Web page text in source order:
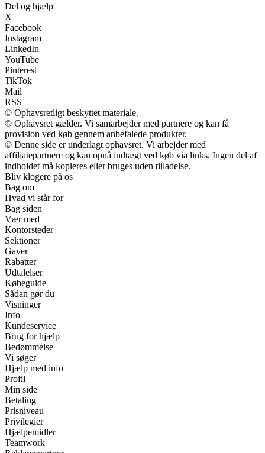
Del og hjælp
X
Facebook
Instagram
LinkedIn
YouTube
Pinterest
TikTok
Mail
RSS
© Ophavsretligt beskyttet materiale.
© Ophavsret gælder. Vi samarbejder med partnere og kan få
provision ved køb gennem anbefalede produkter.
© Denne side er underlagt ophavsret. Vi arbejder med
affiliatepartnere og kan opnå indtægt ved køb via links. Ingen del af
indholdet må kopieres eller bruges uden tilladelse.
Bliv klogere på os
Bag om
Hvad vi står for
Bag siden
Vær med
Kontorsteder
Sektioner
Gaver
Rabatter
Udtalelser
Købeguide
Sådan gør du
Visninger
Info
Kundeservice
Brug for hjælp
Bedømmelse
Vi søger
Hjælp med info
Profil
Min side
Betaling
Prisniveau
Privilegier
Hjælpemidler
Teamwork